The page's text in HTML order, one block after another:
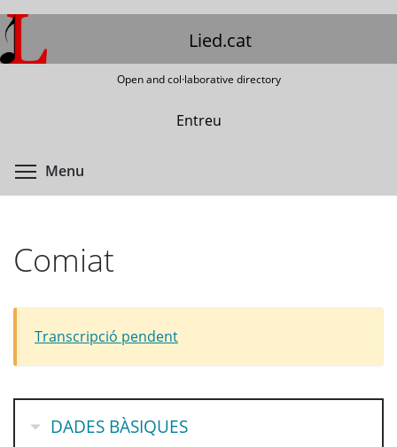
Skip
to
main
Lied.cat
Open and col·laborative directory
Entreu
Menu
Comiat
Transcripció pendent
HIDE
DADES BÀSIQUES